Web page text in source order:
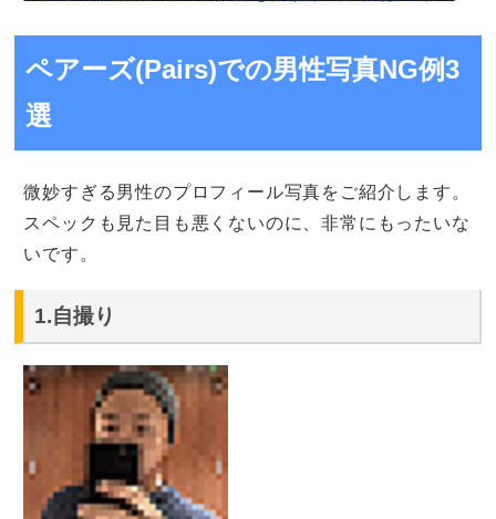
ペアーズ(Pairs)での男性写真NG例3
選
微妙すぎる男性のプロフィール写真をご紹介します。
スペックも見た目も悪くないのに、非常にもったいな
いです。
1.自撮り